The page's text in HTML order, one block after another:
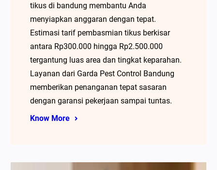
tikus di bandung membantu Anda
menyiapkan anggaran dengan tepat.
Estimasi tarif pembasmian tikus berkisar
antara Rp300.000 hingga Rp2.500.000
tergantung luas area dan tingkat keparahan.
Layanan dari Garda Pest Control Bandung
memberikan penanganan tepat sasaran
dengan garansi pekerjaan sampai tuntas.
Know More